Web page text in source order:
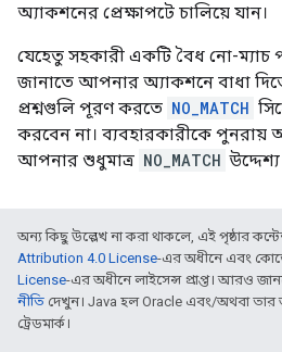
অ্যাকশনের প্রেক্ষাপটে চালিয়ে যান।
যেহেতু সহকারী একটি বৈধ নো-ম্যাচ
জানাতে আপনার অ্যাকশনে বাধা
প্রশ্নগুলি পূরণ করতে NO_MATCH
করবেন না। ব্যবহারকারীকে
আপনার শুধুমাত্র NO_MATCH
অন্য কিছু উল্লেখ না করা থাকলে, এই পৃষ্ঠার
Attribution 4.0 License-এর অধীনে এবং
License-এর অধীনে লাইসেন্স প্রাপ্ত। আরও
নীতি দেখুন। Java হল Oracle এবং/অথবা তার
ট্রেডমার্ক।